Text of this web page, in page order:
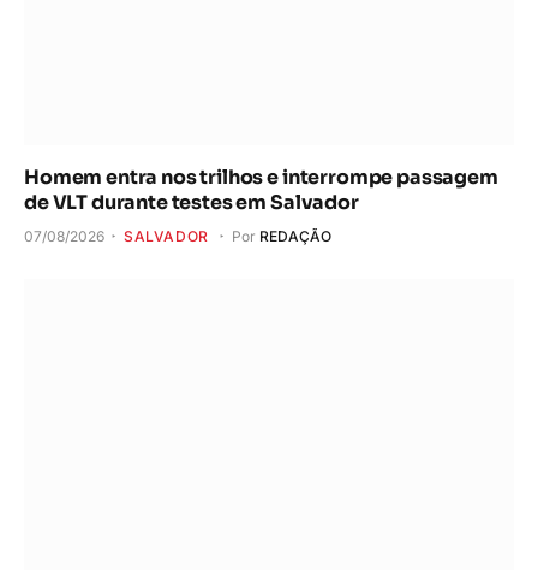
Homem entra nos trilhos e interrompe passagem
de VLT durante testes em Salvador
07/08/2026 SALVADOR Por REDAÇÃO